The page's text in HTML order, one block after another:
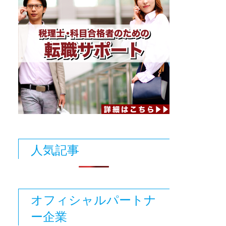
人気記事
オフィシャルパートナ
ー企業